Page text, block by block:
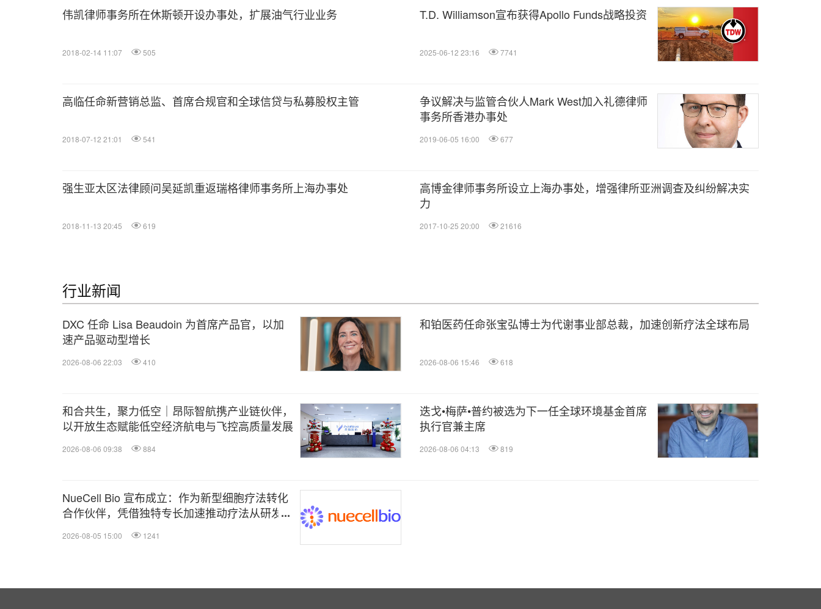
伟凯律师事务所在休斯顿开设办事处，扩展油气行业业务
2018-02-14 11:07 505
T.D. Williamson宣布获得Apollo Funds战略投资
2025-06-12 23:16 7741
高临任命新营销总监、首席合规官和全球信贷与私募股权主管
2018-07-12 21:01 541
争议解决与监管合伙人Mark West加入礼德律师
事务所香港办事处
2019-06-05 16:00 677
强生亚太区法律顾问吴延凯重返瑞格律师事务所上海办事处
2018-11-13 20:45 619
高博金律师事务所设立上海办事处，增强律所亚洲调查及纠纷解决实
力
2017-10-25 20:00 21616
行业新闻
DXC 任命 Lisa Beaudoin 为首席产品官，以加
速产品驱动型增长
2026-08-06 22:03 410
和铂医药任命张宝弘博士为代谢事业部总裁，加速创新疗法全球布局
2026-08-06 15:46 618
和合共生，聚力低空｜昂际智航携产业链伙伴，
以开放生态赋能低空经济航电与飞控高质量发展
2026-08-06 09:38 884
迭戈•梅萨•普约被选为下一任全球环境基金首席
执行官兼主席
2026-08-06 04:13 819
NueCell Bio 宣布成立：作为新型细胞疗法转化
合作伙伴，凭借独特专长加速推动疗法从研发迈
2026-08-05 15:00 1241